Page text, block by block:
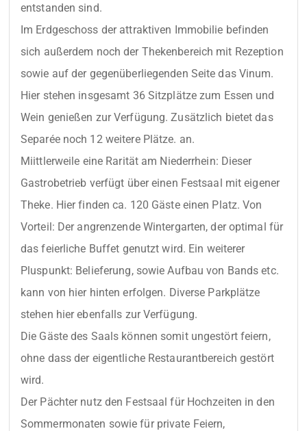
entstanden sind.
Im Erdgeschoss der attraktiven Immobilie befinden
sich außerdem noch der Thekenbereich mit Rezeption
sowie auf der gegenüberliegenden Seite das Vinum.
Hier stehen insgesamt 36 Sitzplätze zum Essen und
Wein genießen zur Verfügung. Zusätzlich bietet das
Separée noch 12 weitere Plätze. an.
Miittlerweile eine Rarität am Niederrhein: Dieser
Gastrobetrieb verfügt über einen Festsaal mit eigener
Theke. Hier finden ca. 120 Gäste einen Platz. Von
Vorteil: Der angrenzende Wintergarten, der optimal für
das feierliche Buffet genutzt wird. Ein weiterer
Pluspunkt: Belieferung, sowie Aufbau von Bands etc.
kann von hier hinten erfolgen. Diverse Parkplätze
stehen hier ebenfalls zur Verfügung.
Die Gäste des Saals können somit ungestört feiern,
ohne dass der eigentliche Restaurantbereich gestört
wird.
Der Pächter nutz den Festsaal für Hochzeiten in den
Sommermonaten sowie für private Feiern,